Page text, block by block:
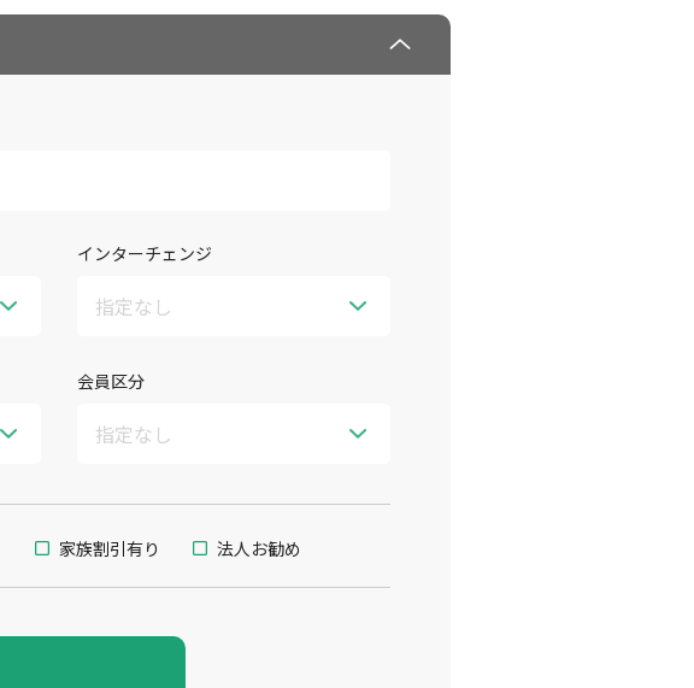
インターチェンジ
会員区分
家族割引有り 法人お勧め